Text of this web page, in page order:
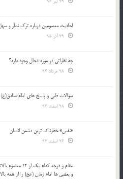
احادیث معصومین درباره ترک نماز و
چه نظراتی در مورد دجال وجود دارد؟
سوالات طبی و پاسخ های امام صادق(ع)
«نفس» خطرناک ترین دشمن انسان
مقام و درجه
و بعضي ها امام زمان (عج) را از همه